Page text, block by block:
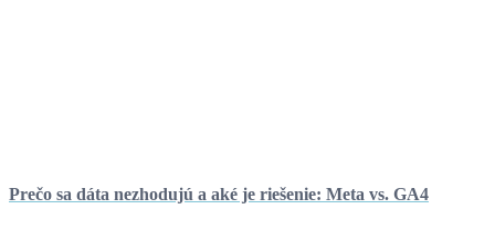
Prečo sa dáta nezhodujú a aké je riešenie: Meta vs. GA4